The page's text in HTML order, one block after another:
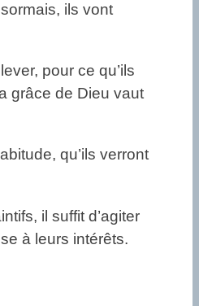
ils vont
pour ce qu’ils
grâce de Dieu vaut
qu’ils verront
il suffit d’agiter
à leurs intérêts.